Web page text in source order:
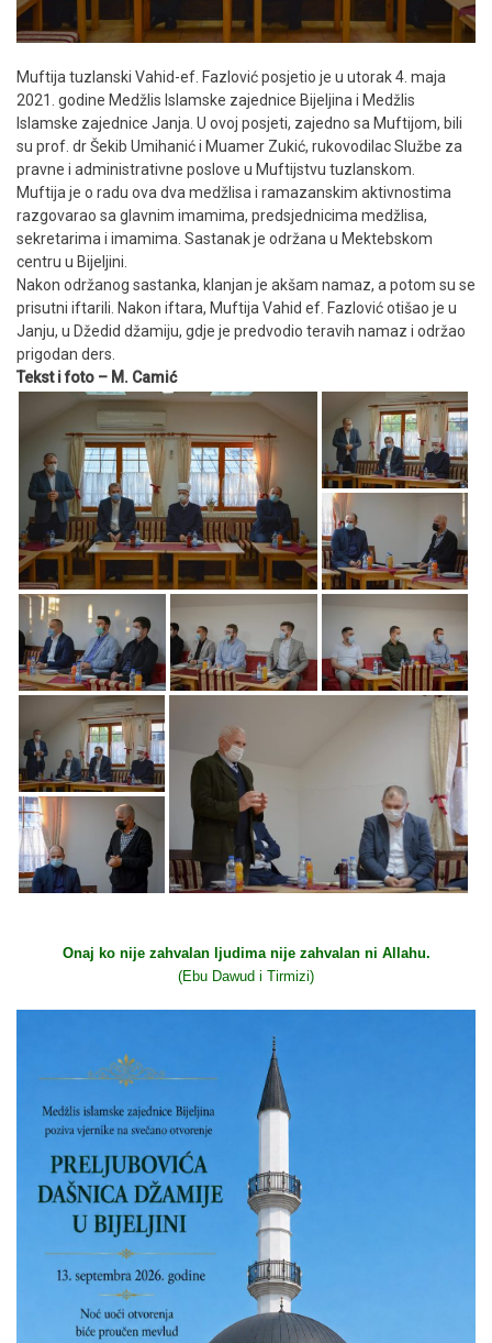
Muftija tuzlanski Vahid-ef. Fazlović posjetio je u utorak 4. maja
2021. godine Medžlis Islamske zajednice Bijeljina i Medžlis
Islamske zajednice Janja. U ovoj posjeti, zajedno sa Muftijom, bili
su prof. dr Šekib Umihanić i Muamer Zukić, rukovodilac Službe za
pravne i administrativne poslove u Muftijstvu tuzlanskom.
Muftija je o radu ova dva medžlisa i ramazanskim aktivnostima
razgovarao sa glavnim imamima, predsjednicima medžlisa,
sekretarima i imamima. Sastanak je održana u Mektebskom
centru u Bijeljini.
Nakon održanog sastanka, klanjan je akšam namaz, a potom su se
prisutni iftarili. Nakon iftara, Muftija Vahid ef. Fazlović otišao je u
Janju, u Džedid džamiju, gdje je predvodio teravih namaz i održao
prigodan ders.
Tekst i foto – M. Camić
Onaj ko nije zahvalan ljudima nije zahvalan ni Allahu.
(Ebu Dawud i Tirmizi)